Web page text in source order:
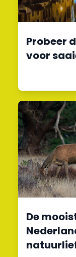
Probeer
voor
De